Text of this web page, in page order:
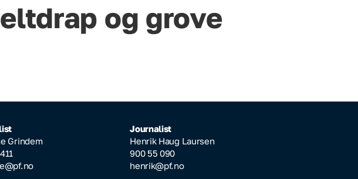
og grove
Grindem
Journalist
Henrik Haug Laursen
900 55 090
henrik@pf.no